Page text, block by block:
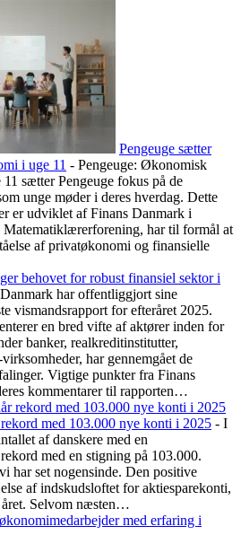
Pengeuge sætter
i uge 11 - Pengeuge: Økonomisk
sætter Pengeuge fokus på de
unge møder i deres hverdag. Dette
er udviklet af Finans Danmark i
Matematiklærerforening, har til formål at
af privatøkonomi og finansielle
behovet for robust finansiel sektor i
har offentliggjort sine
vismandsrapport for efteråret 2025.
en bred vifte af aktører inden for
banker, realkreditinstitutter,
har gennemgået de
Vigtige punkter fra Finans
kommentarer til rapporten…
med 103.000 nye konti i 2025 - I
af danskere med en
med en stigning på 103.000.
har set nogensinde. Den positive
af indskudsloftet for aktiesparekonti,
året. Selvom næsten…